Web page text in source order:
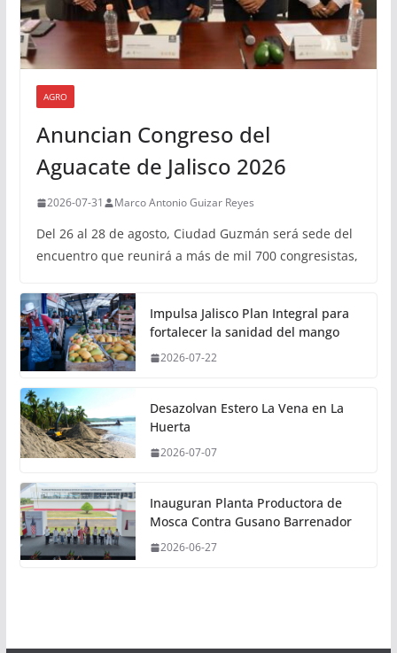
AGRO
Anuncian Congreso del
Aguacate de Jalisco 2026
2026-07-31 Marco Antonio Guizar Reyes
Del 26 al 28 de agosto, Ciudad Guzmán será sede del
encuentro que reunirá a más de mil 700 congresistas,
Impulsa Jalisco Plan Integral para
fortalecer la sanidad del mango
2026-07-22
Desazolvan Estero La Vena en La
Huerta
2026-07-07
Inauguran Planta Productora de
Mosca Contra Gusano Barrenador
2026-06-27